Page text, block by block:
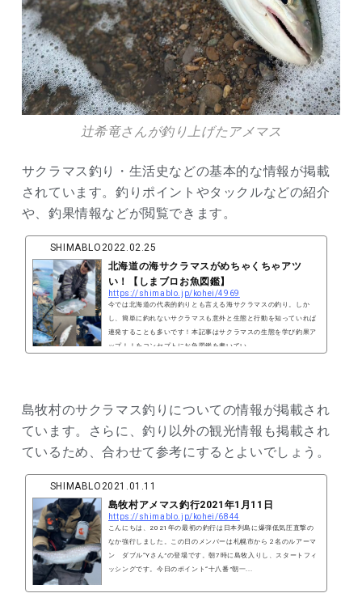
辻希竜さんが釣り上げたアメマス
サクラマス釣り・生活史などの基本的な情報が掲載
されています。釣りポイントやタックルなどの紹介
や、釣果情報などが閲覧できます。
SHIMABLO2022.02.25
北海道の海サクラマスがめちゃくちゃアツ
い！【しまブロお魚図鑑】
https://shimablo.jp/kohei/4969
今では北海道の代表的釣りとも言える海サクラマスの釣り。しか
し、簡単に釣れないサクラマスも意外と生態と行動を知っていれば
連発することも多いです！本記事はサクラマスの生態を学び釣果ア
ップ！！をコンセプトにお魚図鑑を書いてい...
島牧村のサクラマス釣りについての情報が掲載され
ています。さらに、釣り以外の観光情報も掲載され
ているため、合わせて参考にするとよいでしょう。
SHIMABLO2021.01.11
島牧村アメマス釣行2021年1月11日
https://shimablo.jp/kohei/6844
こんにちは、2021年の最初の釣行は日本列島に爆弾低気圧直撃の
なか強行しました。この日のメンバーは札幌市から２名のルアーマ
ン ダブル“Yさん”の登場です。朝7時に島牧入りし、スタートフィ
ッシングです。今日のポイント“十八番”朝一...